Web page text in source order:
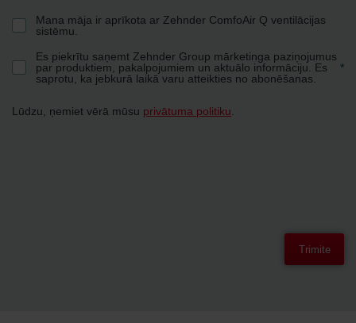
Mana māja ir aprīkota ar Zehnder ComfoAir Q ventilācijas
sistēmu.
Es piekrītu saņemt Zehnder Group mārketinga paziņojumus
par produktiem, pakalpojumiem un aktuālo informāciju. Es
saprotu, ka jebkurā laikā varu atteikties no abonēšanas.
*
Lūdzu, ņemiet vērā mūsu privātuma politiku
Trimite